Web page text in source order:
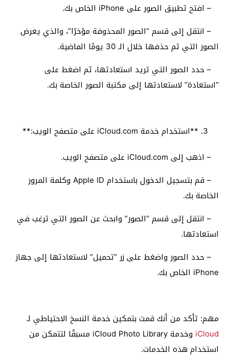
– افتح تطبيق الصور على iPhone الخاص بك.
– انتقل إلى قسم “الصور المحذوفة مؤخرًا”، والذي يعرض
الصور التي تم حذفها خلال الـ 30 يومًا الماضية.
– حدد الصور التي تريد استعادتها، ثم اضغط على
“استعادة” لاستعادتها إلى مكتبة الصور الخاصة بك.
**استخدام خدمة iCloud.com على متصفح الويب:**
– اذهب إلى iCloud.com على متصفح الويب.
– قم بتسجيل الدخول باستخدام Apple ID وكلمة المرور
الخاصة بك.
– انتقل إلى قسم “الصور” وابحث عن الصور التي ترغب في
استعادتها.
– حدد الصور واضغط على زر “تحميل” لاستعادتها إلى جهاز
iPhone الخاص بك.
مهم: تأكد من أنك قمت بتمكين خدمة النسخ الاحتياطي لـ
iCloud
وخدمة iCloud Photo Library مسبقًا لتتمكن من
استخدام هذه الخدمات.